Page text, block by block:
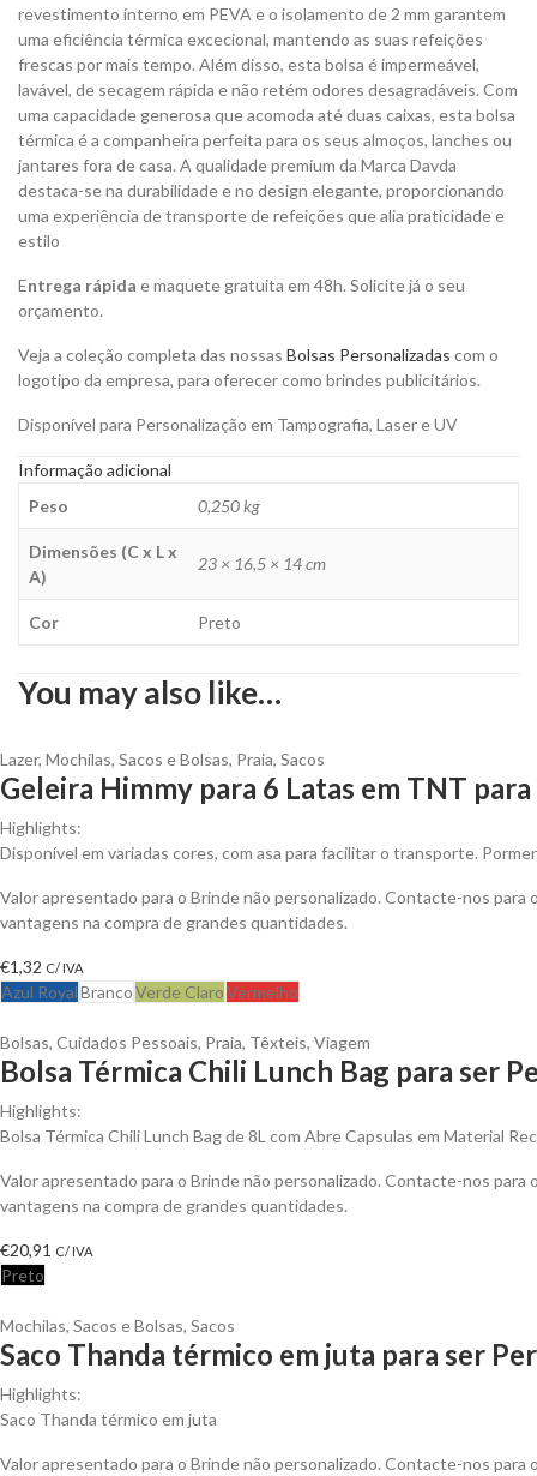
revestimento interno em PEVA e o isolamento de 2 mm garantem
uma eficiência térmica excecional, mantendo as suas refeições
frescas por mais tempo. Além disso, esta bolsa é impermeável,
lavável, de secagem rápida e não retém odores desagradáveis. Com
uma capacidade generosa que acomoda até duas caixas, esta bolsa
térmica é a companheira perfeita para os seus almoços, lanches ou
jantares fora de casa. A qualidade premium da Marca Davda
destaca-se na durabilidade e no design elegante, proporcionando
uma experiência de transporte de refeições que alia praticidade e
estilo
Entrega rápida e maquete gratuita em 48h. Solicite já o seu
orçamento.
Veja a coleção completa das nossas Bolsas Personalizadas com o
logotipo da empresa, para oferecer como brindes publicitários.
Disponível para Personalização em Tampografia, Laser e UV
Informação adicional
Peso
0,250 kg
Dimensões (C x L x
A)
23 × 16,5 × 14 cm
Cor Preto
You may also like…
Lazer, Mochilas, Sacos e Bolsas, Praia, Sacos
Geleira Himmy para 6 Latas em TNT
Highlights:
Disponível em variadas cores, com asa para facilitar o transporte.
Valor apresentado para o Brinde não personalizado. Contacte-nos para
vantagens na compra de grandes quantidades.
€1,32 C/ IVA
Azul RoyalBrancoVerde ClaroVermelho
Bolsas, Cuidados Pessoais, Praia, Têxteis, Viagem
Bolsa Térmica Chili Lunch Bag para ser
Highlights:
Bolsa Térmica Chili Lunch Bag de 8L com Abre Capsulas em Material
Valor apresentado para o Brinde não personalizado. Contacte-nos para
vantagens na compra de grandes quantidades.
€20,91 C/ IVA
Preto
Mochilas, Sacos e Bolsas, Sacos
Saco Thanda térmico em juta para ser
Highlights:
Saco Thanda térmico em juta
Valor apresentado para o Brinde não personalizado. Contacte-nos para